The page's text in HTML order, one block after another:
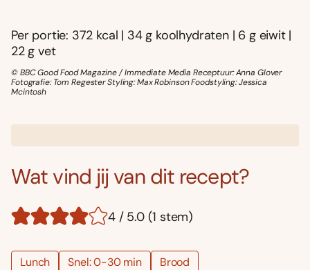
Per portie: 372 kcal | 34 g koolhydraten | 6 g eiwit |
22 g vet
© BBC Good Food Magazine / Immediate Media Receptuur: Anna Glover
Fotografie: Tom Regester Styling: Max Robinson Foodstyling: Jessica
Mcintosh
Wat vind jij van dit recept?
4 / 5.0 (1 stem)
Lunch Snel: 0-30 min Brood